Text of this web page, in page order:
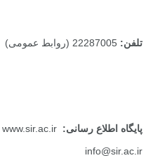
تلفن:
پایگاه اطلاع رسانی: www.sir.ac.ir
info@sir.ac.ir